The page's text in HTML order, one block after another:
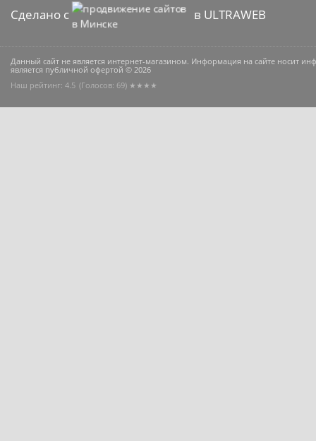
Сделано с в ULTRAWEB
Данный сайт не является интернет-магазином. Информация на сайте носит
является публичной офертой © 2026
Наш рейтинг: 4.5 (Голосов: 69) ★★★★